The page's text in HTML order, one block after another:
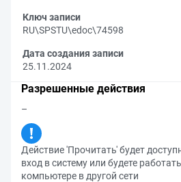
Ключ записи
RU\SPSTU\edoc\74598
Дата создания записи
25.11.2024
Разрешенные действия
–
Действие 'Прочитать' будет
вход в систему или будете
компьютере в другой сети